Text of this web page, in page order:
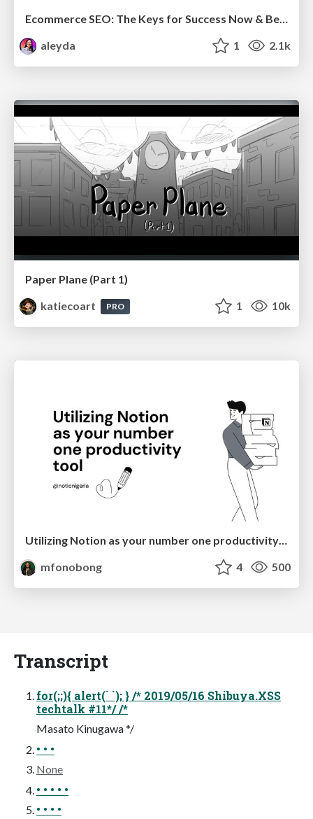
Ecommerce SEO: The Keys for Success Now & Beyond - #SERPConf2024
aleyda
1 2.1k
Paper Plane (Part 1)
katiecoart
PRO 1 10k
mfonobong
4 500
Transcript
for(;;){ alert(` `); } /* 2019/05/16 Shibuya.XSS
techtalk #11*/ /*
Masato Kinugawa */
• • •
None
• • • • •
• • • •